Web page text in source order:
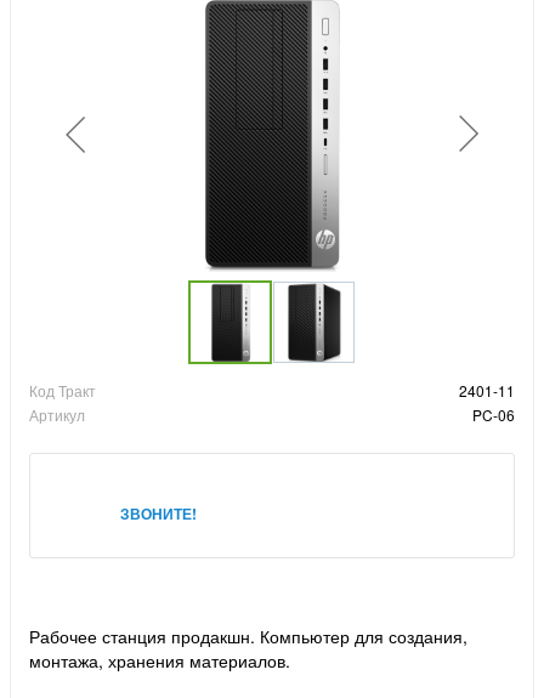
Код Тракт
2401-11
Артикул
PC-06
ЗВОНИТЕ!
Рабочее станция продакшн. Компьютер для создания,
монтажа, хранения материалов.